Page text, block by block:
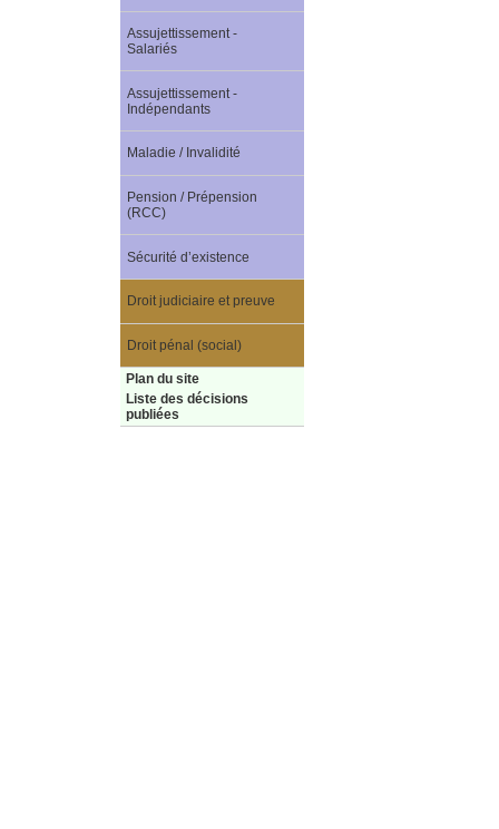
Assujettissement -
Salariés
Assujettissement -
Indépendants
Maladie / Invalidité
Pension / Prépension
(RCC)
Sécurité d’existence
Droit judiciaire et preuve
Droit pénal (social)
Plan du site
Liste des décisions
publiées